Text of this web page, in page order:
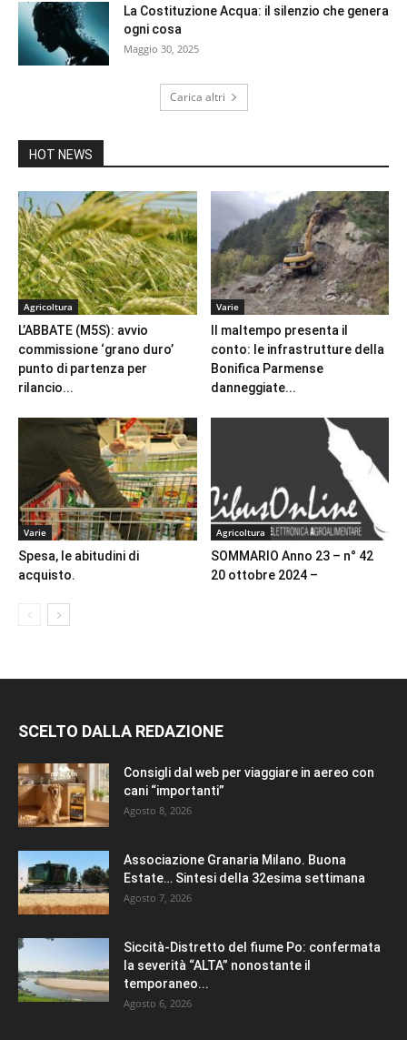
La Costituzione Acqua: il silenzio che genera
ogni cosa
Maggio 30, 2025
Carica altri
HOT NEWS
Agricoltura
L’ABBATE (M5S): avvio
commissione ‘grano duro’
punto di partenza per
rilancio...
Varie
Il maltempo presenta il
conto: le infrastrutture della
Bonifica Parmense
danneggiate...
Varie
Spesa, le abitudini di
acquisto.
Agricoltura
SOMMARIO Anno 23 – n° 42
20 ottobre 2024 –
SCELTO DALLA REDAZIONE
Consigli dal web per viaggiare in aereo con
cani “importanti”
Agosto 8, 2026
Associazione Granaria Milano. Buona
Estate… Sintesi della 32esima settimana
Agosto 7, 2026
Siccità-Distretto del fiume Po: confermata
la severità “ALTA” nonostante il
temporaneo...
Agosto 6, 2026